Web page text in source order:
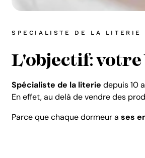
SPECIALISTE DE LA LITERIE
L'objectif:
Spécialiste de la literie depuis 10
En effet, au delà de vendre des
Parce que chaque dormeur a ses